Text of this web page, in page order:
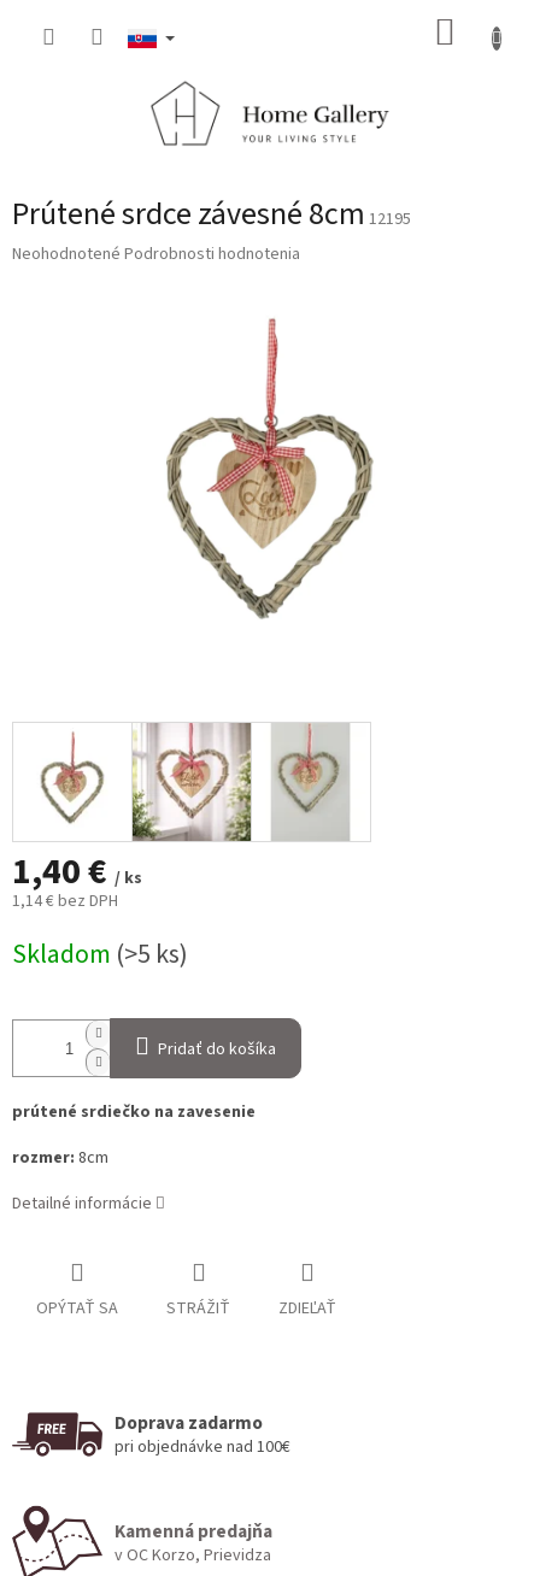
Prútené srdce závesné 8cm 12195
Priemerné
Neohodnotené Podrobnosti hodnotenia
1,40 € / ks
1,14 € bez DPH
cena:
Skladom (>5 ks)
Pridať do košíka
prútené srdiečko na zavesenie
rozmer: 8cm
Detailné informácie
OPÝTAŤ SA STRÁŽIŤ ZDIEĽAŤ
Doprava zadarmo
pri objednávke nad 100€
Kamenná predajňa
v OC Korzo, Prievidza